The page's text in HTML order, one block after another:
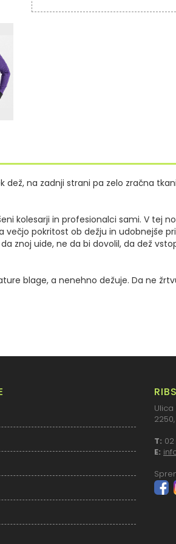
na zadnji strani pa zelo zračna
kolesarji in profesionalci sami. V tej
večjo pokritost ob dežju in udobnejše
znoj uide, ne da bi dovolil, da dež
blage, a nenehno dežuje. Da ne
T: 02
E: